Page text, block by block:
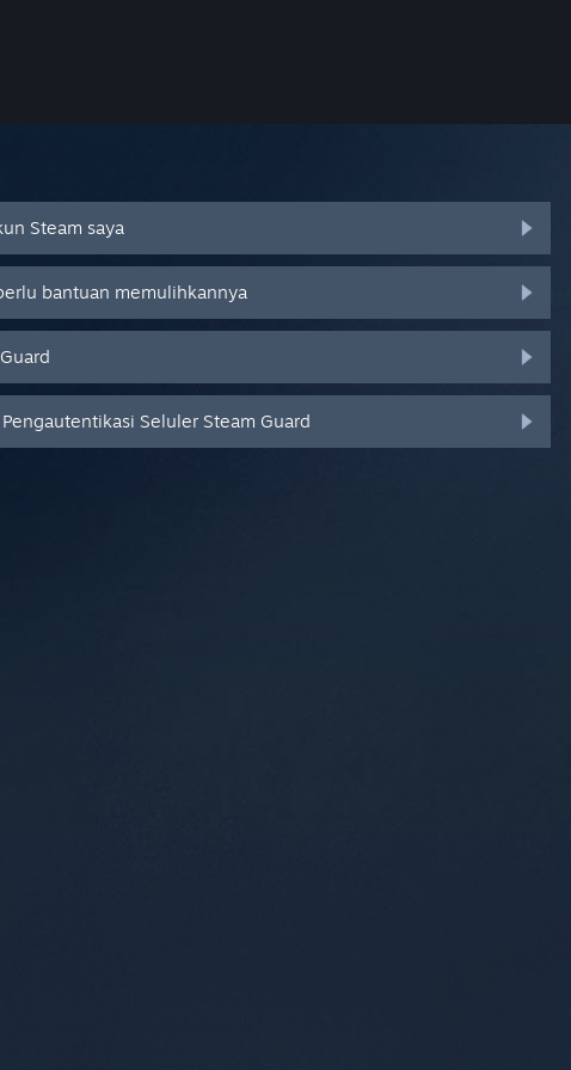
Steam saya
bantuan memulihkannya
Seluler Steam Guard